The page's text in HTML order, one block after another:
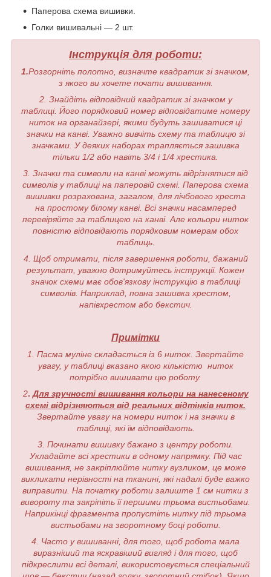
Паперова схема вишивки.
Голки вишивальні — 2 шт.
Інструкція для роботи:
1.Розгорніть полотно, визначте квадратик зі значком,
з якого ви хочете почати вишивання.
2. Знайдіть відповідний квадратик зі значком у
таблиці. Його порядковий номер відповідатиме номеру
ниток на органайзері, якими будуть зашиватися ці
значки на канві. Уважно вивчіть схему та таблицю зі
значками. У деяких наборах трапляється зашивка
тільки 1/2 або навіть 3/4 і 1/4 хрестика.
3. Значки та символи на канві можуть відрізнятися від
символів у таблиці на паперовій схемі. Паперова схема
вишивки розрахована, загалом, для лічбового хреста
на простому білому канві. Всі значки насамперед
перевіряйте за таблицею на канві. Але кольори ниток
повністю відповідають порядковим номерам обох
таблиць.
4. Щоб отримати, після завершення роботи, бажаний
результат, уважно дотримуйтесь інструкції. Кожен
значок схеми має обов'язкову інструкцію в таблиці
символів. Наприклад, повна зашивка хрестом,
напівхрестом або бекстич.
Примітки
1. Пасма муліне складається із 6 ниток. Звертайте
увагу, у таблиці вказано якою кількістю ниток
потрібно вишивати цю роботу.
2. Для зручності вишивання кольори на нанесеному
схемі відрізняються від реальних відтінків ниток.
Звертайте увагу на номери ниток і на значки в
таблиці, які їм відповідають.
3. Починати вишивку бажано з центру роботи.
Укладайте всі хрестики в одному напрямку. Під час
вишивання, не закріплюйте нитку вузликом, це може
викликати нерівності на тканині, які надалі буде важко
виправити. На початку роботи залиште 1 см нитки з
вивороту та закріпіть її першими трьома вистьобами.
Наприкінці фрагмента пропустіть нитку під трьома
вистьобами на зворотному боці роботи.
4. Часто у вишиванні, для того, щоб робота мала
виразніший та яскравіший вигляд і для того, щоб
підкреслити всі деталі, використовується спеціальний